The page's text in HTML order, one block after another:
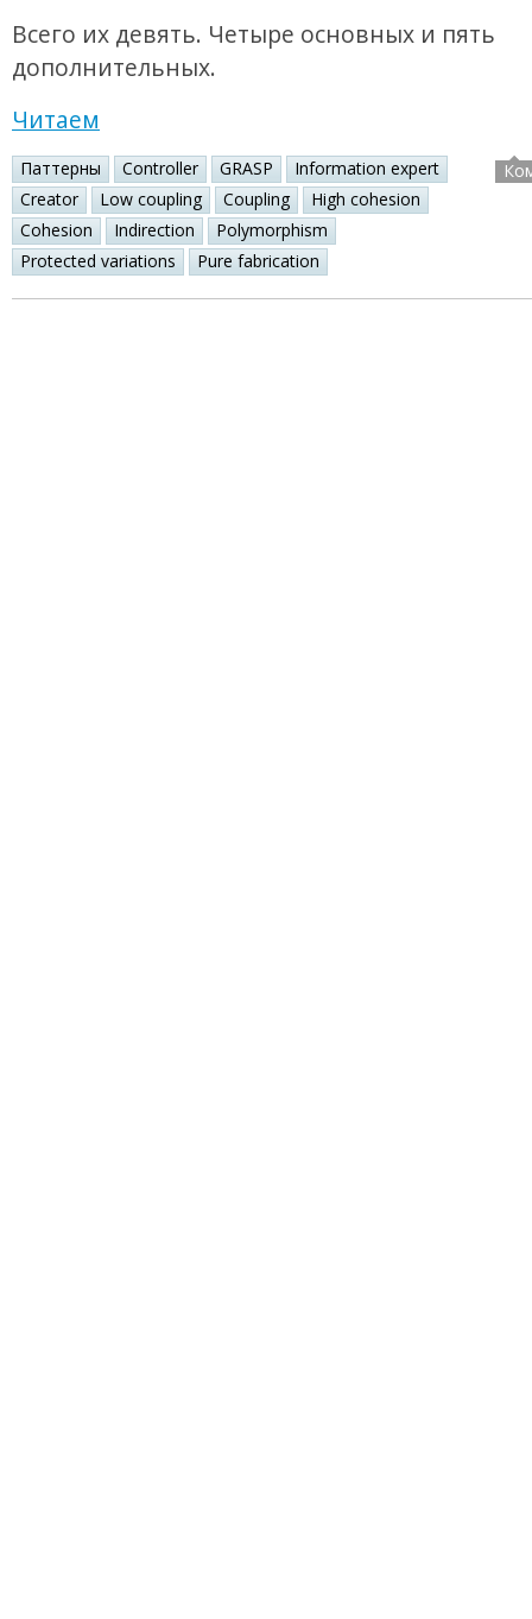
Всего их девять. Четыре основных и пять
дополнительных.
Читаем
Паттерны Controller GRASP
Information expert
Creator
Low coupling Coupling
High cohesion
Cohesion
Indirection
Polymorphism
Protected variations
Pure fabrication